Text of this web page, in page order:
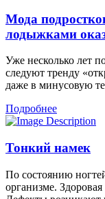
Мода
лодыжками
Уже несколько лет
следуют тренду
даже в минусовую
Подробнее
Тонкий намек
По состоянию
организме.